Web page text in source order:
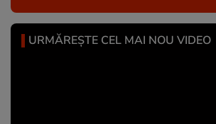
URMĂREȘTE CEL MAI NOU VIDEO